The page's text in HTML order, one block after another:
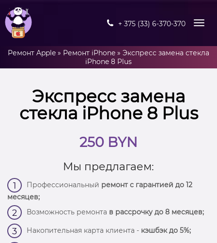
+ 375 (33) 6-370-370
Ремонт Apple » Ремонт iPhone » Экспресс замена стекла
iPhone 8 Plus
Экспресс замена
стекла iPhone 8 Plus
250 BYN
Мы предлагаем:
1 Профессиональный ремонт с гарантией до 12
месяцев;
2 Возможность ремонта в рассрочку до 8 месяцев;
3 Накопительная карта клиента - кэшбэк до 5%;